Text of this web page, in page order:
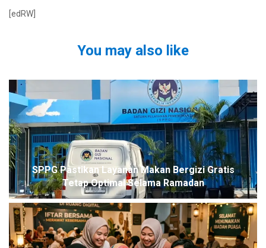
[edRW]
You may also like
SPPG Pastikan Layanan Makan Bergizi Gratis
Tetap Optimal Selama Ramadan